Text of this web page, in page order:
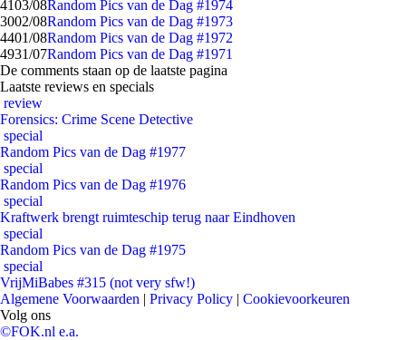
4103/08Random Pics van de Dag #1974
3002/08Random Pics van de Dag #1973
4401/08Random Pics van de Dag #1972
4931/07Random Pics van de Dag #1971
De comments staan op de laatste pagina
Laatste reviews en specials
review
Forensics: Crime Scene Detective
special
Random Pics van de Dag #1977
special
Random Pics van de Dag #1976
special
Kraftwerk brengt ruimteschip terug naar Eindhoven
special
Random Pics van de Dag #1975
special
VrijMiBabes #315 (not very sfw!)
Algemene Voorwaarden | Privacy Policy | Cookievoorkeuren
Volg ons
©FOK.nl e.a.